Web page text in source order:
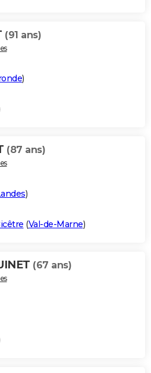
(91 ans)
)
(87 ans)
)
(Val-de-Marne)
(67 ans)